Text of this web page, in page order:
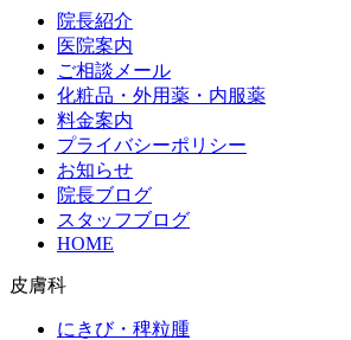
院長紹介
医院案内
ご相談メール
化粧品・外用薬・内服薬
料金案内
プライバシーポリシー
お知らせ
院長ブログ
スタッフブログ
HOME
皮膚科
にきび・稗粒腫